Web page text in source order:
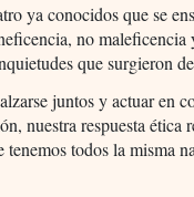
ya conocidos que se
no
que surgieron
juntos y actuar en
nuestra respuesta ética
tenemos todos la misma